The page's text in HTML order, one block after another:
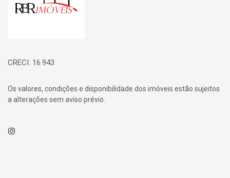
CRECI: 16.943
Os valores, condições e disponibilidade dos imóveis estão sujeitos
a alterações sem aviso prévio.
Instagram